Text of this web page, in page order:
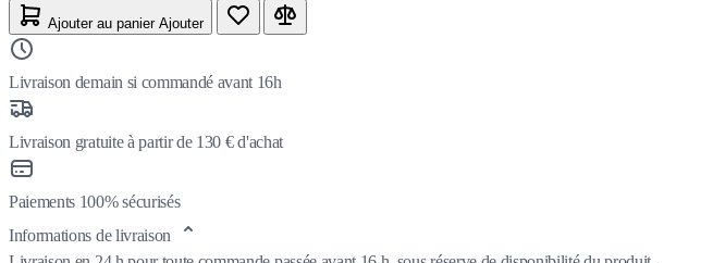
Ajouter au panier Ajouter
Livraison demain si commandé avant 16h
Livraison gratuite à partir de 130 € d'achat
Paiements 100% sécurisés
Informations de livraison